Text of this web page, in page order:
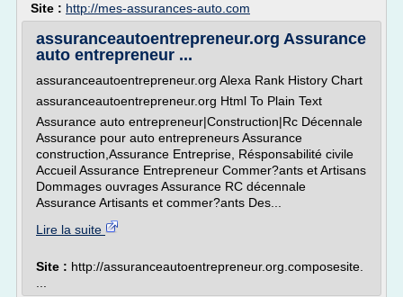
Site : http://mes-assurances-auto.com
assuranceautoentrepreneur.org Assurance
auto entrepreneur ...
assuranceautoentrepreneur.org Alexa Rank History Chart
assuranceautoentrepreneur.org Html To Plain Text
Assurance auto entrepreneur|Construction|Rc Décennale
Assurance pour auto entrepreneurs Assurance
construction,Assurance Entreprise, Résponsabilité civile
Accueil Assurance Entrepreneur Commer?ants et Artisans
Dommages ouvrages Assurance RC décennale
Assurance Artisants et commer?ants Des...
Lire la suite
Site : http://assuranceautoentrepreneur.org.composesite.